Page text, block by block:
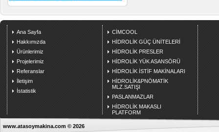
Ana Sayfa
Hakkımızda
Ürünlerimiz
Projelerimiz
Referanslar
İletişim
İstatistik
CİMCOOL
HİDROLİK GÜÇ ÜNİTELERİ
HİDROLİK PRESLER
HİDROLİK YÜK ASANSÖRÜ
HİDROLİK İSTİF MAKİNALARI
HİDROLİK&PNÖMATİK
MLZ.SATIŞI
PASLANMAZLAR
HİDROLİK MAKASLI
PLATFORM
www.atasoymakina.com © 2026